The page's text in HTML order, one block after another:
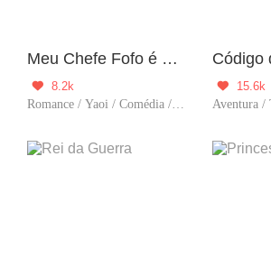
Meu Chefe Fofo é o Rival de um Monstro

8.2k
Romance / Yaoi / Comédia / Aventura / BL
Código

15.6k